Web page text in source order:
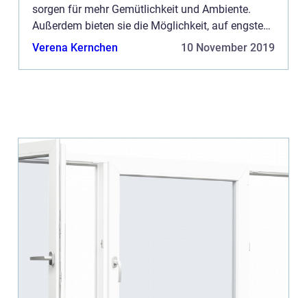
sorgen für mehr Gemütlichkeit und Ambiente.
Außerdem bieten sie die Möglichkeit, auf engstem
Raum gleich mehrere Pflanzen zu...
Verena Kernchen 10 November 2019